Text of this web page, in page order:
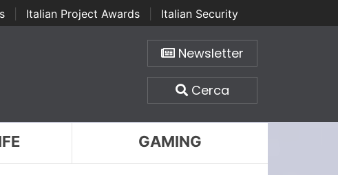
Italian Project Awards
Italian Security
Newsletter
Cerca
GAMING